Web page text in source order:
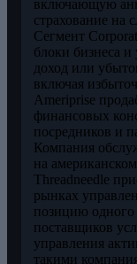
включающую
страхование на
Сегмент
блоки бизнеса
доход или
включая
Ameriprise
финансовых
посредников и
Компания
на
Threadneedle
рынках
позицию
поставщиков
управления
такими